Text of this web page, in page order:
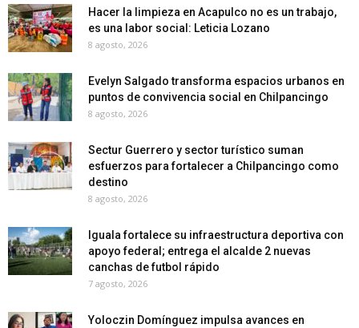
Hacer la limpieza en Acapulco no es un trabajo,
es una labor social: Leticia Lozano
8 agosto, 2026
Evelyn Salgado transforma espacios urbanos en
puntos de convivencia social en Chilpancingo
8 agosto, 2026
Sectur Guerrero y sector turístico suman
esfuerzos para fortalecer a Chilpancingo como
destino
8 agosto, 2026
Iguala fortalece su infraestructura deportiva con
apoyo federal; entrega el alcalde 2 nuevas
canchas de futbol rápido
7 agosto, 2026
Yoloczin Domínguez impulsa avances en